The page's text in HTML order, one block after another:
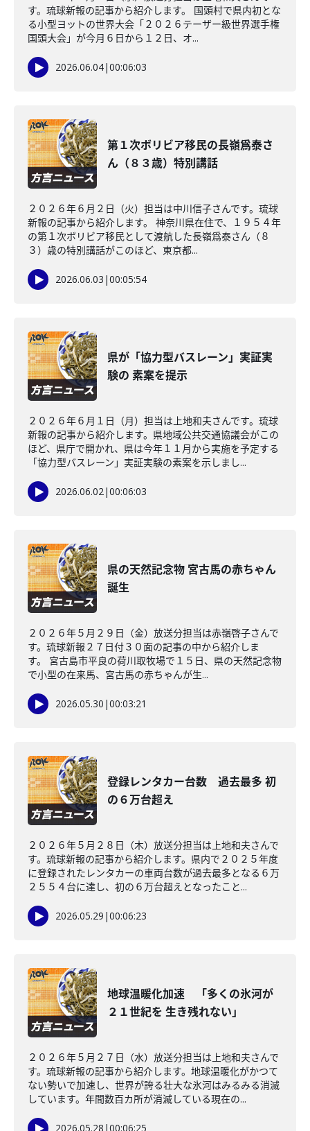
す。琉球新報の記事から紹介します。 国頭村で県内初とな
る小型ヨットの世界大会「２０２６テーザー級世界選手権
国頭大会」が今月６日から１２日、オ...
2026.06.04|00:06:03
第１次ボリビア移民の長嶺爲泰さ
ん（８３歳）特別講話
２０２６年６月２日（火）担当は中川信子さんです。琉球
新報の記事から紹介します。 神奈川県在住で、１９５４年
の第１次ボリビア移民として渡航した長嶺爲泰さん（８
３）歳の特別講話がこのほど、東京都...
2026.06.03 |00:05:54
県が「協力型バスレーン」実証実
験の 素案を提示
２０２６年６月１日（月）担当は上地和夫さんです。琉球
新報の記事から紹介します。県地域公共交通協議会がこの
ほど、県庁で開かれ、県は今年１１月から実施を予定する
「協力型バスレーン」実証実験の素案を示しまし...
2026.06.02|00:06:03
県の天然記念物 宮古馬の赤ちゃん
誕生
２０２６年５月２９日（金）放送分担当は赤嶺啓子さんで
す。琉球新報２７日付３０面の記事の中から紹介しま
す。 宮古島市平良の荷川取牧場で１５日、県の天然記念物
で小型の在来馬、宮古馬の赤ちゃんが生...
2026.05.30 |00:03:21
登録レンタカー台数 過去最多 初
の６万台超え
２０２６年５月２８日（木）放送分担当は上地和夫さんで
す。琉球新報の記事から紹介します。県内で２０２５年度
に登録されたレンタカーの車両台数が過去最多となる６万
２５５４台に達し、初の６万台超えとなったこと...
2026.05.29 |00:06:23
地球温暖化加速 「多くの氷河が
２１世紀を 生き残れない」
２０２６年５月２７日（水）放送分担当は上地和夫さんで
す。琉球新報の記事から紹介します。地球温暖化がかつて
ない勢いで加速し、世界が誇る壮大な氷河はみるみる消滅
しています。年間数百カ所が消滅している現在の...
2026.05.28 |00:06:25